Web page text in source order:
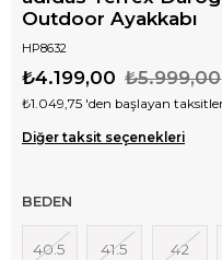
Outdoor Ayakkabı
HP8632
₺5.999,00
₺4.199,00
₺1.049,75 'den başlayan
Diğer taksit seçenekleri
BEDEN
40.5 41.5 42